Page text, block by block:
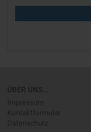
NEWSLETTER-